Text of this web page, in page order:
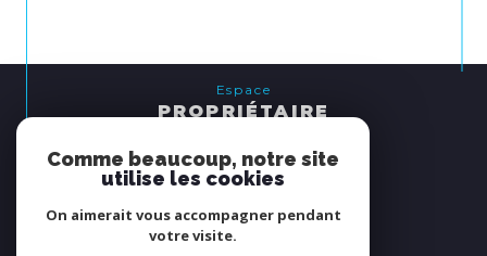
Espace
PROPRIÉTAIRE
se connecter
ADHÉRONS
Comme beaucoup, notre site
utilise les cookies
On aimerait vous accompagner pendant
votre visite.